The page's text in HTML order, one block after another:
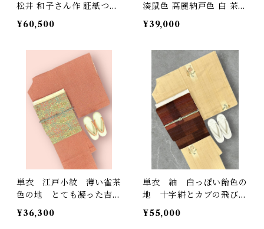
松井 和子さん作 証紙つ
き 暗めの濃藍色に亀甲模
様 縦線 植物柄 裄丈 64
¥60,500
湊鼠色 高麗納戸色 白 茶
色 K5921
¥39,000
単衣 江戸小紋 薄い雀茶
色の地 とても凝った吉祥
文様 一つ紋(ぬき紋) 落
款あり 裄丈65 ㎝ K58
¥36,300
単衣 紬 白っぽい飴色の
地 十字絣とカブの飛び
柄 未使用 裄丈 64.5
㎝ K5630
¥55,000